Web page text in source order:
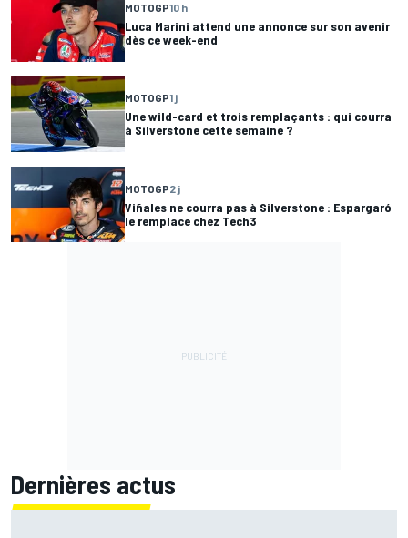
MOTOGP10 h
Luca Marini attend une annonce sur son avenir
dès ce week-end
MOTOGP1 j
Une wild-card et trois remplaçants : qui courra
à Silverstone cette semaine ?
MOTOGP2 j
Viñales ne courra pas à Silverstone : Espargaró
le remplace chez Tech3
Dernières actus